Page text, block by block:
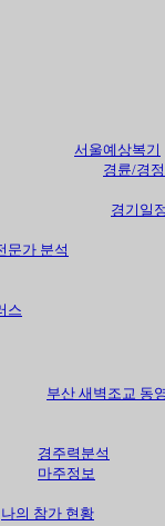
서울예상복기
경륜/경정
경기일
문가 분석
스
부산 새벽조교 동
경주력분석
마주정보
나의 참가 현황